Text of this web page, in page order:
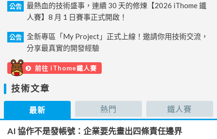
公告
最熱血的技術盛事，連續 30 天的修煉【2026 iThome 鐵
人賽】8 月 1 日賽事正式開啟！
公告
全新專區「My Project」正式上線！邀請你用技術交流，
分享最真實的開發經驗
前往 iThome鐵人賽
技術文章
最新 熱門 鐵人賽
AI 協作不是發帳號：企業要先畫出四條責任邊界